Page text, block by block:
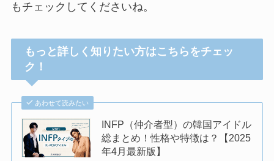
もチェックしてくださいね。
もっと詳しく知りたい方はこちらをチェッ
ク！
あわせて読みたい
INFP（仲介者型）の韓国アイドル
総まとめ！性格や特徴は？【2025
年4月最新版】